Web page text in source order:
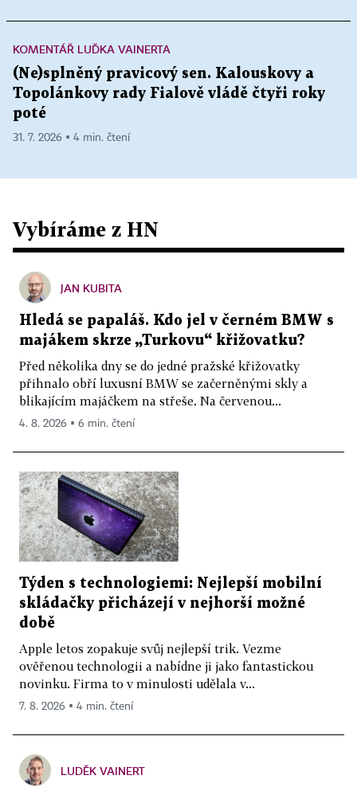
KOMENTÁŘ LUĎKA VAINERTA
(Ne)splněný pravicový sen. Kalouskovy a
Topolánkovy rady Fialově vládě čtyři roky
poté
31. 7. 2026 ▪ 4 min. čtení
Vybíráme z HN
JAN KUBITA
Hledá se papaláš. Kdo jel v černém BMW s
majákem skrze „Turkovu“ křižovatku?
Před několika dny se do jedné pražské křižovatky
přihnalo obří luxusní BMW se začerněnými skly a
blikajícím majáčkem na střeše. Na červenou...
4. 8. 2026 ▪ 6 min. čtení
Týden s technologiemi: Nejlepší mobilní
skládačky přicházejí v nejhorší možné
době
Apple letos zopakuje svůj nejlepší trik. Vezme
ověřenou technologii a nabídne ji jako fantastickou
novinku. Firma to v minulosti udělala v...
7. 8. 2026 ▪ 4 min. čtení
LUDĚK VAINERT